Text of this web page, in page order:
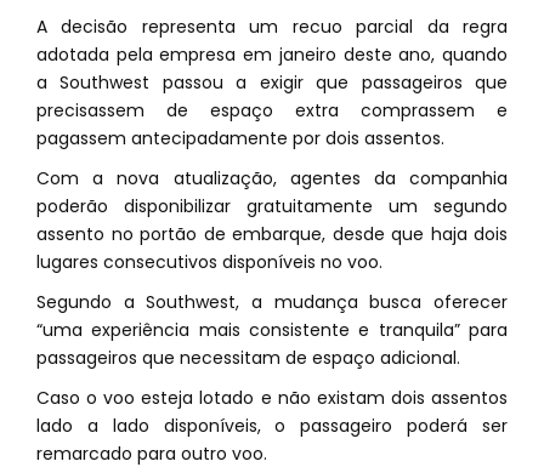
A decisão representa um recuo parcial da regra
adotada pela empresa em janeiro deste ano, quando
a Southwest passou a exigir que passageiros que
precisassem de espaço extra comprassem e
pagassem antecipadamente por dois assentos.
Com a nova atualização, agentes da companhia
poderão disponibilizar gratuitamente um segundo
assento no portão de embarque, desde que haja dois
lugares consecutivos disponíveis no voo.
Segundo a Southwest, a mudança busca oferecer
“uma experiência mais consistente e tranquila” para
passageiros que necessitam de espaço adicional.
Caso o voo esteja lotado e não existam dois assentos
lado a lado disponíveis, o passageiro poderá ser
remarcado para outro voo.